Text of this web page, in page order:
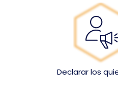
Declarar los